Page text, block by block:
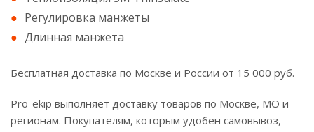
Регулировка манжеты
Длинная манжета
Бесплатная доставка по Москве и России от 15 000 руб.
Pro-ekip выполняет доставку товаров по Москве, МО и
регионам. Покупателям, которым удобен самовывоз,